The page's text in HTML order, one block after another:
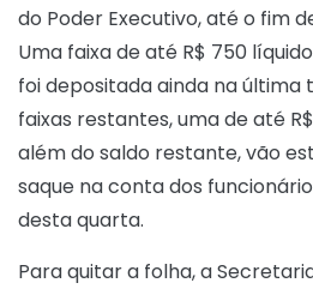
do Poder Executivo, até o fim
Uma faixa de até R$ 750
foi depositada ainda na última
faixas restantes, uma de até
além do saldo restante, vão
saque na conta dos
desta quarta.
Para quitar a folha, a